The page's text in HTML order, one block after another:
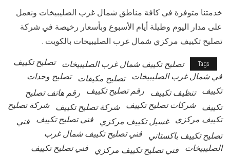
خدمتنا متوفرة في كافة مناطق شمال غرب الصليبيخات ونعمل
على مدار اليوم وطيلة أيام الأسبوع وبأسعار رخيصة في شركة
تصليح تكييف مركزي شمال غرب الصليبيخات بالكويت .
Tags تصليح تكييف شمال غرب الصليبيخات
تصليح تكييف
في شمال غرب الصليبيخات
تصليح مكيفات
تصليح وحدات
تكييف
تنظيف تكييف رقم تصليح تكييف
رقم هاتف تصليح
تكييف
شركات تصليح تكييف شركة تصليح تكييف
شركة تصليح
تكييف مركزي
غسيل تكييف مركزي فني تصليح تكييف
فني
تصليح تكييف باكستاني
فني تصليح تكييف شمال غرب
الصليبيخات
فني تصليح تكييف مركزي
فني تصليح تكييف